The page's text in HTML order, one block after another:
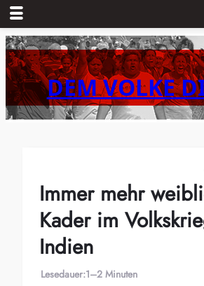
Zum
Inhalt
springenDEM VOLKE
Immer mehr
Kader im
Indien
Lesedauer:1–2 Minuten